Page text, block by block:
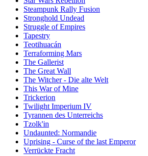
Steampunk Rally Fusion
Stronghold Undead
Struggle of Empires
Tapestry
Teotihuacán
Terraforming Mars
The Gallerist
The Great Wall
The Witcher - Die alte Welt
This War of Mine
Trickerion
Twilight Imperium IV
Tyrannen des Unterreichs
Tzolk'in
Undaunted: Normandie
Uprising - Curse of the last Emperor
Verrückte Fracht